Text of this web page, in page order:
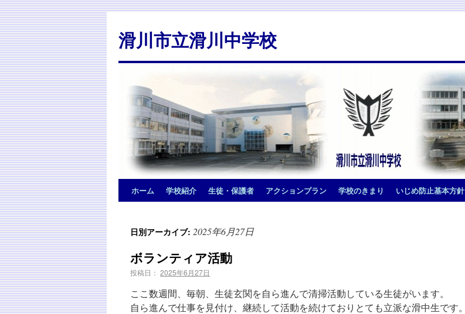
滑川市立滑川中学校
ホーム 学校紹介 生徒・保護者 アクションプラン 学校のきまり いじめ防止基本方針
日別アーカイブ: 2025年6月27日
ボランティア活動
投稿日： 2025年6月27日
ここ数週間、毎朝、生徒玄関を自ら進んで清掃活動している生徒がいます。
自ら進んで仕事を見付け、継続して活動を続けておりとても立派な滑中生です。